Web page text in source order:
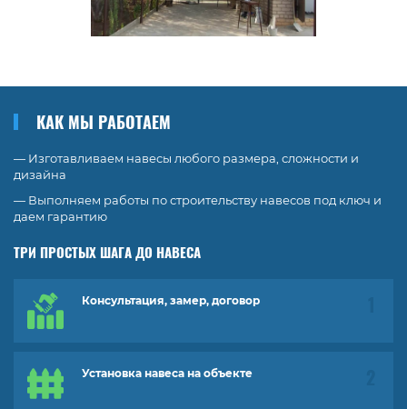
КАК МЫ РАБОТАЕМ
— Изготавливаем навесы любого размера, сложности и
дизайна
— Выполняем работы по строительству навесов под ключ и
даем гарантию
ТРИ ПРОСТЫХ ШАГА ДО НАВЕСА
Консультация, замер, договор
Установка навеса на объекте